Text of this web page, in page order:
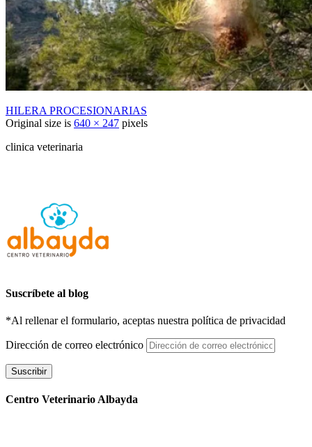
HILERA PROCESIONARIAS
Original size is 640 × 247 pixels
clinica veterinaria
Suscríbete al blog
*Al rellenar el formulario, aceptas nuestra política de privacidad
Dirección de correo electrónico
Suscribir
Centro Veterinario Albayda